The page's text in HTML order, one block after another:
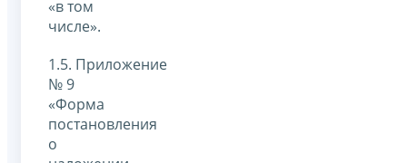
«в том
числе».
1.5. Приложение
№ 9
«Форма
постановления
о